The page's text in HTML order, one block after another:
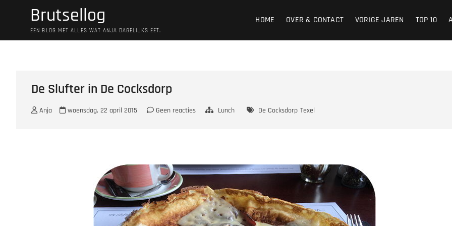
Brutsellog
EEN BLOG MET ALLES WAT ANJA DAGELIJKS EET.
HOME OVER & CONTACT VORIGE JAREN TOP 10
De Slufter in De Cocksdorp
Anja woensdag, 22 april 2015 Geen reacties Lunch De Cocksdorp Texel